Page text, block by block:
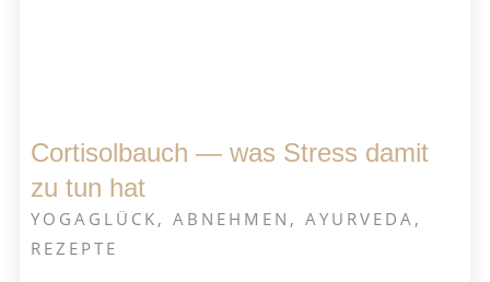
Cortisolbauch — was Stress damit
zu tun hat
YOGAGLÜCK , ABNEHMEN , AYURVEDA ,
REZEPTE